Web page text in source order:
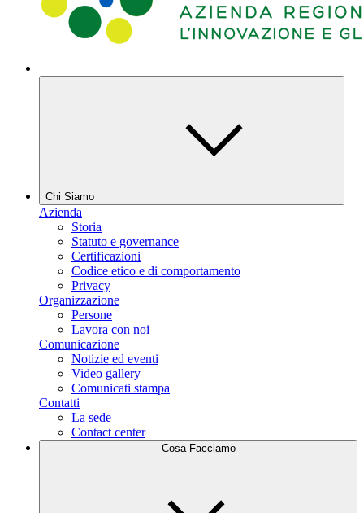
Chi Siamo
Azienda
Storia
Statuto e governance
Certificazioni
Codice etico e di comportamento
Privacy
Organizzazione
Persone
Lavora con noi
Comunicazione
Notizie ed eventi
Video gallery
Comunicati stampa
Contatti
La sede
Contact center
Cosa Facciamo